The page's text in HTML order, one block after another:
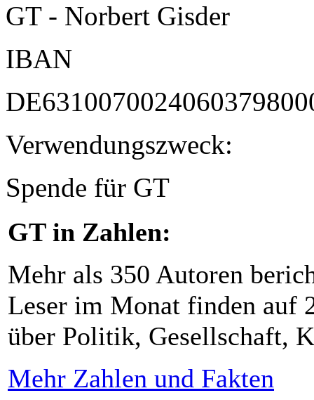
GT - Norbert Gisder
IBAN
Verwendungszweck:
Spende für GT
GT in Zahlen:
Mehr als 350 Autoren
Leser im Monat finden auf
über Politik, Gesellschaft,
Mehr Zahlen und Fakten